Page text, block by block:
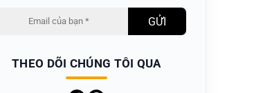
THEO DÕI CHÚNG TÔI QUA